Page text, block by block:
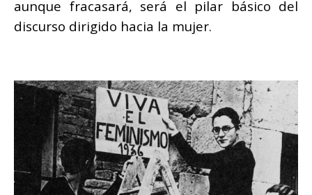
aunque fracasará, será el pilar básico del
discurso dirigido hacia la mujer.